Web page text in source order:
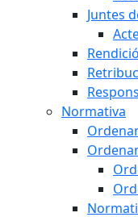
Juntes
Normativa